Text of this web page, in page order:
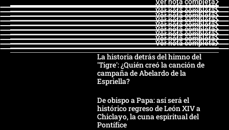
Ver nota completa
Ver nota completa
Ver nota completa
Ver nota completa
Ver nota completa
Ver nota completa
Ver nota completa
Ver nota completa
Ver nota completa
Ver nota completa
La historia detrás del himno del
'Tigre': ¿Quién creó la canción de
campaña de Abelardo de la
Espriella?
De obispo a Papa: así será el
histórico regreso de León XIV a
Chiclayo, la cuna espiritual del
Pontífice